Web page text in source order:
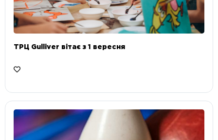
ТРЦ Gulliver вітає з 1 вересня